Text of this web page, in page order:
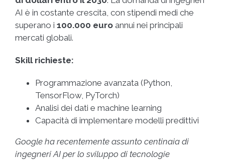
AI è in costante crescita, con stipendi medi che
superano i 100.000 euro annui nei principali
mercati globali.
Skill richieste:
Programmazione avanzata (Python,
TensorFlow, PyTorch)
Analisi dei dati e machine learning
Capacità di implementare modelli predittivi
Google ha recentemente assunto centinaia di
ingegneri AI per lo sviluppo di tecnologie